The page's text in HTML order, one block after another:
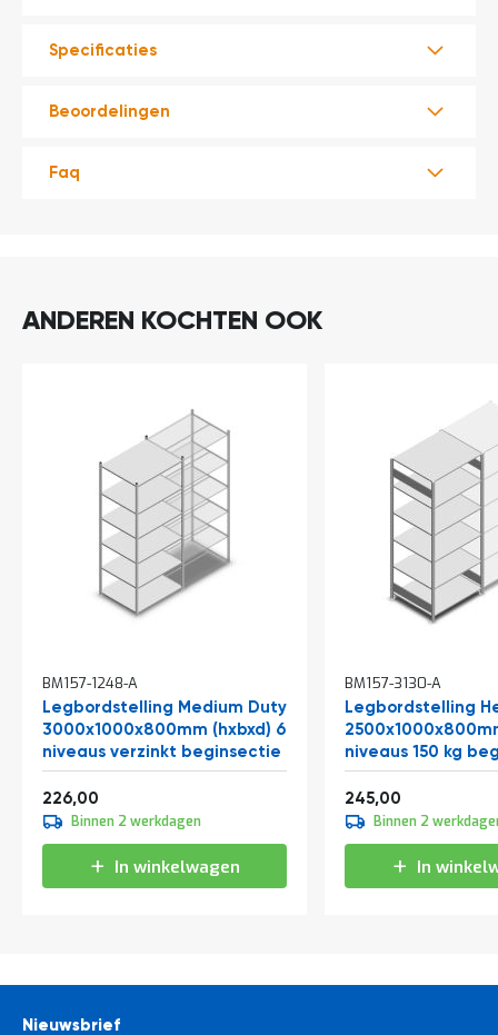
Specificaties
Beoordelingen
Faq
ANDEREN KOCHTEN OOK
BM157-1248-A
Legbordstelling Medium Duty
3000x1000x800mm (hxbxd) 6
niveaus verzinkt beginsectie
Vanaf
226,00
Binnen 2 werkdagen
In winkelwagen
BM157-3130-A
Legbordstelling
niveaus 150 kg
Vanaf
245,00
Binnen 2
In
Nieuwsbrief